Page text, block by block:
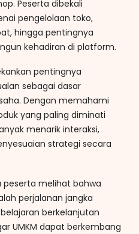
Peserta dibekali
pengelolaan toko,
hingga pentingnya
kehadiran di platform.
pentingnya
sebagai dasar
Dengan memahami
yang paling diminati
menarik interaksi,
strategi secara
melihat bahwa
perjalanan jangka
berkelanjutan
UMKM dapat berkembang